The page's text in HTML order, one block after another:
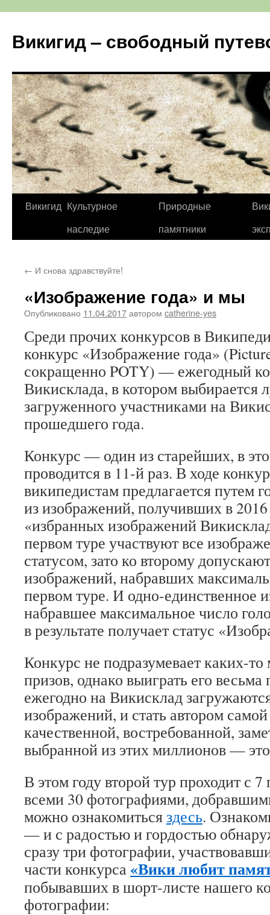
содержимому
Викигид – свободный
Викигид Культурное
наследие
Природные
памятники
← И снова здравствуйте!
«Изображение года» и мы
Опубликовано 11.04.2017автором catherine-yes
Среди прочих конкурсов в
конкурс «Изображение года»
сокращенно POTY) — ежегодный
Викисклада, в котором выбирается
загруженного участниками на
прошедшего года.
Конкурс — один из старейших, в
проводится в 11-й раз. В ходе
википедистам предлагается путем
из изображений, получивших в 2016
«избранных изображений
первом туре участвуют все
статусом, зато ко второму
изображений, набравших
первом туре. И одно-единственное
набравшее максимальное число
в результате получает статус
Конкурс не подразумевает каких-
призов, однако выиграть его весьма
ежегодно на Викисклад
изображений, и стать автором
качественной, востребованной,
выбранной из этих миллионов —
В этом году второй тур проходит с 7
всеми 30 фотографиями,
можно ознакомитьсяздесь.
— и с радостью и гордостью
сразу три фотографии,
части конкурса «Вики любит
побывавших в шорт-листе нашего
фотографии: